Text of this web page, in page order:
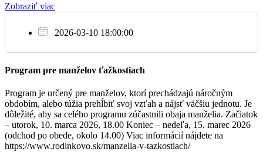
Na úmysel celebranta
18:00
o Božiu pomoc
Farský kostol
So
31.12.
Zobraziť viac
2026-03-10 18:00:00
Program pre manželov ťažkostiach
Program je určený pre manželov, ktorí prechádzajú náročným
obdobím, alebo túžia prehĺbiť svoj vzťah a nájsť väčšiu jednotu. Je
dôležité, aby sa celého programu zúčastnili obaja manželia. Začiatok
– utorok, 10. marca 2026, 18.00 Koniec – nedeľa, 15. marec 2026
(odchod po obede, okolo 14.00) Viac informácií nájdete na
https://www.rodinkovo.sk/manzelia-v-tazkostiach/